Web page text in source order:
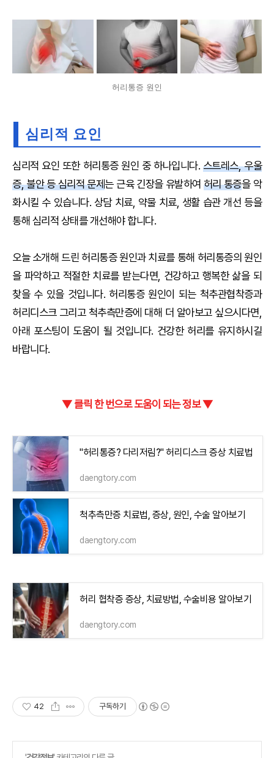
허리통증 원인
심리적 요인
심리적 요인 또한 허리통증 원인 중 하나입니다. 스트레스, 우울
증, 불안 등 심리적 문제는 근육 긴장을 유발하여 허리 통증을 악
화시킬 수 있습니다. 상담 치료, 약물 치료, 생활 습관 개선 등을
통해 심리적 상태를 개선해야 합니다.
오늘 소개해 드린 허리통증 원인과 치료를 통해 허리통증의 원인
을 파악하고 적절한 치료를 받는다면, 건강하고 행복한 삶을 되
찾을 수 있을 것입니다. 허리통증 원인이 되는 척추관협착증과
허리디스크 그리고 척추측만증에 대해 더 알아보고 싶으시다면,
아래 포스팅이 도움이 될 것입니다. 건강한 허리를 유지하시길
바랍니다.
▼ 클릭 한 번으로 도움이 되는 정보 ▼
"허리통증? 다리저림?" 허리디스크 증상 치료법
daengtory.com
척추측만증 치료법, 증상, 원인, 수술 알아보기
daengtory.com
허리 협착증 증상, 치료방법, 수술비용 알아보기
daengtory.com
42 구독하기